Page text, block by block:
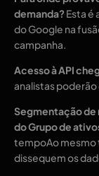
demanda?Esta é
do Google na
campanha.
Acesso à API
analistas
Segmentação de
do Grupo de
tempoAo
dissequem os